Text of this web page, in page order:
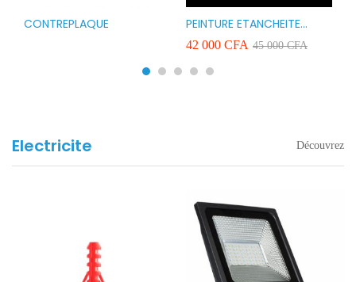
CONTREPLAQUE
PEINTURE ETANCHEITE
COLORIS SEAFLEX 20KG
COULEUR ROUGE BLANC
VERT ET GRIS
42 000 CFA 45 000CFA
Electricite Découvrez